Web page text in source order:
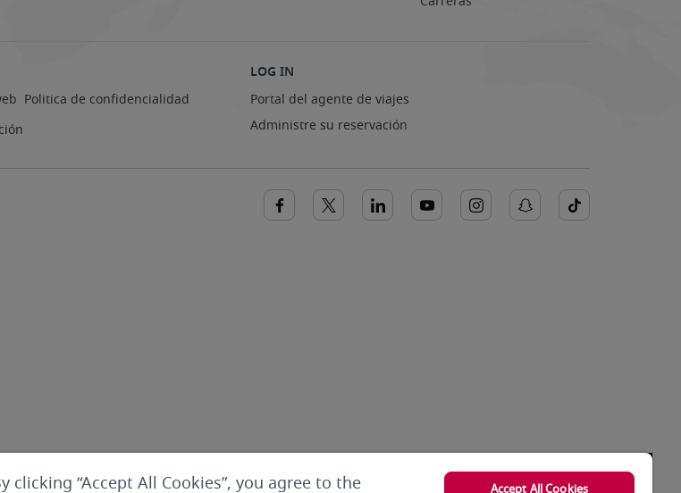
Politica de confidencialidad
LOG IN
Portal del agente de viajes
Administre su reservación
clicking “Accept All Cookies”, you agree to the Accept All Cookies